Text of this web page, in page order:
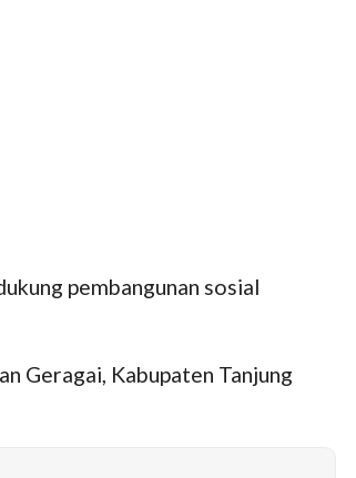
pembangunan sosial
Geragai, Kabupaten Tanjung